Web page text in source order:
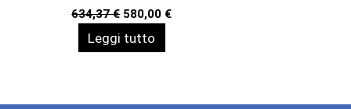
634,37€ Il
prezzo
originale
era:
580,00 €Il
prezzo
Leggi tutto